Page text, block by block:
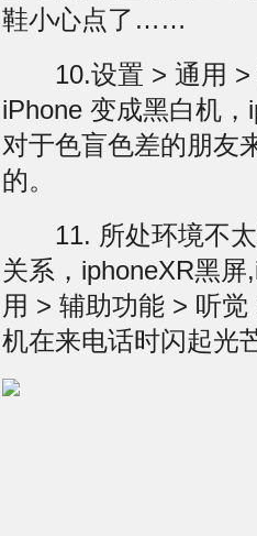
鞋小心点了……
10.设置 > 通用 >
iPhone 变成黑白机，
对于色盲色差的朋友
的。
11. 所处环境不太
关系，iphoneXR黑屏
用 > 辅助功能 > 听觉
机在来电话时闪起光